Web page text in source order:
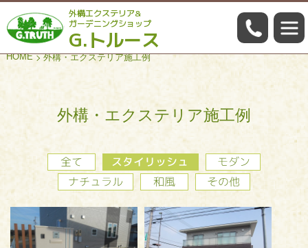
外構エクステリア&
ガーデニングショップ
G.トルース
059-
HOME 外構・エクステリア施工例
外構・エクステリア施工例